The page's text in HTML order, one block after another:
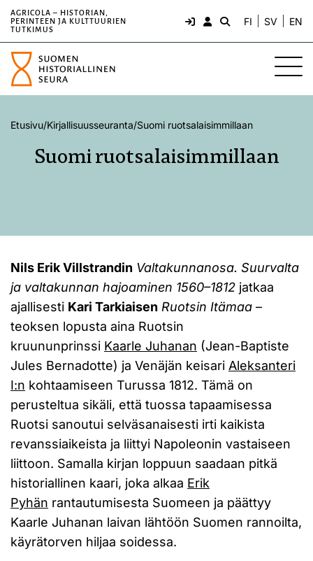
AGRICOLA – HISTORIAN,
PERINTEEN JA KULTTUURIEN
TUTKIMUS
FI SV EN
Etusivu/Kirjallisuusseuranta/Suomi ruotsalaisimmillaan
Suomi ruotsalaisimmillaan
Nils Erik Villstrandin Valtakunnanosa. Suurvalta
ja valtakunnan hajoaminen 1560–1812 jatkaa
ajallisesti Kari Tarkiaisen Ruotsin Itämaa –
teoksen lopusta aina Ruotsin
kruununprinssi Kaarle Juhanan (Jean-Baptiste
Jules Bernadotte) ja Venäjän keisari Aleksanteri
I:n kohtaamiseen Turussa 1812. Tämä on
perusteltua sikäli, että tuossa tapaamisessa
Ruotsi sanoutui selväsanaisesti irti kaikista
revanssiaikeista ja liittyi Napoleonin vastaiseen
liittoon. Samalla kirjan loppuun saadaan pitkä
historiallinen kaari, joka alkaa Erik
Pyhän rantautumisesta Suomeen ja päättyy
Kaarle Juhanan laivan lähtöön Suomen rannoilta,
käyrätorven hiljaa soidessa.